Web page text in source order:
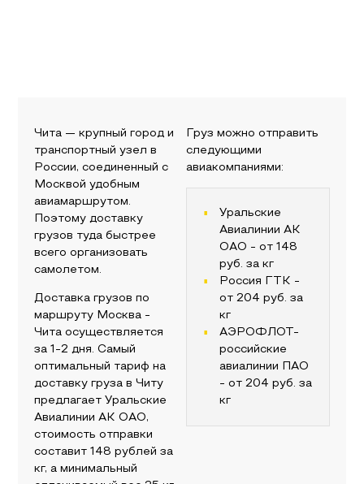
Чита — крупный город и
транспортный узел в
России, соединенный с
Москвой удобным
авиамаршрутом.
Поэтому доставку
грузов туда быстрее
всего организовать
самолетом.
Доставка грузов по
маршруту Москва -
Чита осуществляется
за 1-2 дня. Самый
оптимальный тариф на
доставку груза вЧиту
предлагает Уральские
Авиалинии АК ОАО,
стоимость отправки
составит148 рублей за
кг, а минимальный
Груз можно отправить
следующими
авиакомпаниями:
Уральские
Авиалинии АК
ОАО - от 148
руб. за кг
Россия ГТК -
от 204 руб. за
кг
АЭРОФЛОТ-
российские
авиалинии ПАО
- от 204 руб. за
кг